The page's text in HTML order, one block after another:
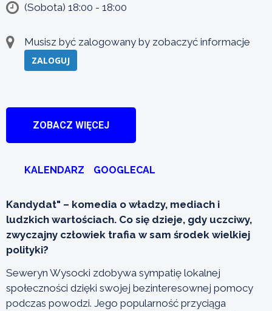
(Sobota) 18:00 - 18:00
Musisz być zalogowany by zobaczyć informacje
ZALOGUJ
ZOBACZ WIĘCEJ
KALENDARZ GOOGLECAL
Kandydat" – komedia o władzy, mediach i
ludzkich wartościach. Co się dzieje, gdy uczciwy,
zwyczajny człowiek trafia w sam środek wielkiej
polityki?
Seweryn Wysocki zdobywa sympatię lokalnej
społeczności dzięki swojej bezinteresownej pomocy
podczas powodzi. Jego popularność przyciąga